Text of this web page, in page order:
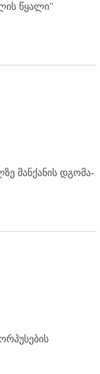
წყალი"
მანქანის დგომა-